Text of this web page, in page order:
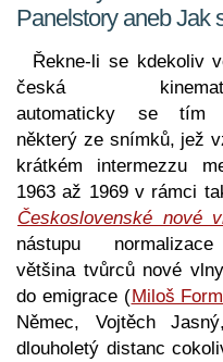
Panelstory aneb Jak
Řekne-li se kdekoliv
česká
automaticky se tím
některý ze snímků, jež
krátkém intermezzu
1963 až 1969 v rámci
Československé nové
nástupu
většina tvůrců nové
do emigrace (Miloš
Němec, Vojtěch
dlouholetý distanc